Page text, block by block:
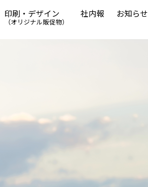
印刷・デザイン
（オリジナル販促物）
社内報 お知らせ